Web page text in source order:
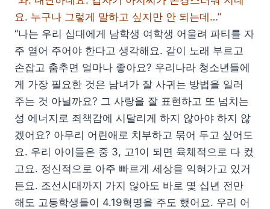
요. 누구나 그렇게 말하고 싶지만 안 되는데…”
“나는 우리 십대에게 남학생 여학생 어울려 파티를 자
주 열어 주어야 한다고 생각해요. 같이 노래 부르고
손잡고 춤추면 얼마나 좋아요? 우리나라 청소년들에
게 가장 필요한 것은 남녀가 잘 사귀는 방법을 일러
주는 것 아닐까요? 그 사랑을 잘 표현하고 또 넘치는
성 에너지로 죄책감에 시달리게 하지 않아야 하지 않
겠어요? 아무리 어린애로 치부하고 묶어 두고 싶어도
요. 우리 아이들은 중 3, 고1이 되면 육체적으로 다 컸
고요. 정신적으로 아주 빠르게 세상을 익혀가고 있거
든요. 조선시대까지 가지 않아도 바로 몇 십년 전만
해도 고등학생들이 4.19혁명을 주도 했어요. 우리 어